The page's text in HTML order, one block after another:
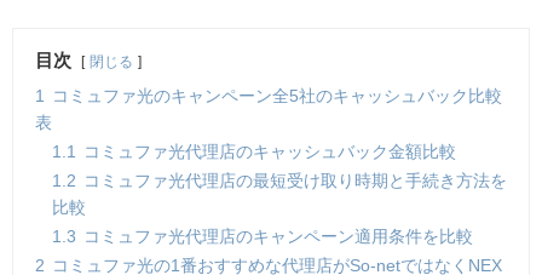
目次 閉じる
1
コミュファ光のキャンペーン全5社のキャッシュバック比較
表
1.1
コミュファ光代理店のキャッシュバック金額比較
1.2
コミュファ光代理店の最短受け取り時期と手続き方法を
比較
1.3
コミュファ光代理店のキャンペーン適用条件を比較
2
コミュファ光の1番おすすめな代理店がSo-netではなくNEX